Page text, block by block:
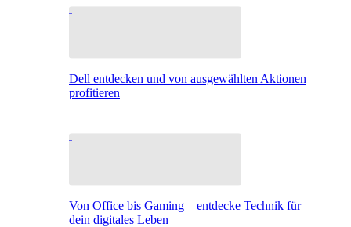
Dell entdecken und von ausgewählten Aktionen
profitieren
Von Office bis Gaming – entdecke Technik für
dein digitales Leben